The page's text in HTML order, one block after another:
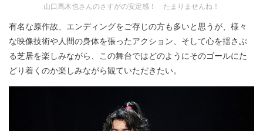
山口馬木也さんのさすがの安定感！ たまりませんね！
有名な原作故、エンディングをご存じの方も多いと思うが、様々
な映像技術や人間の身体を張ったアクション、そして心を揺さぶ
る芝居を楽しみながら、この舞台ではどのようにそのゴールにた
どり着くのか楽しみながら観ていただきたい。